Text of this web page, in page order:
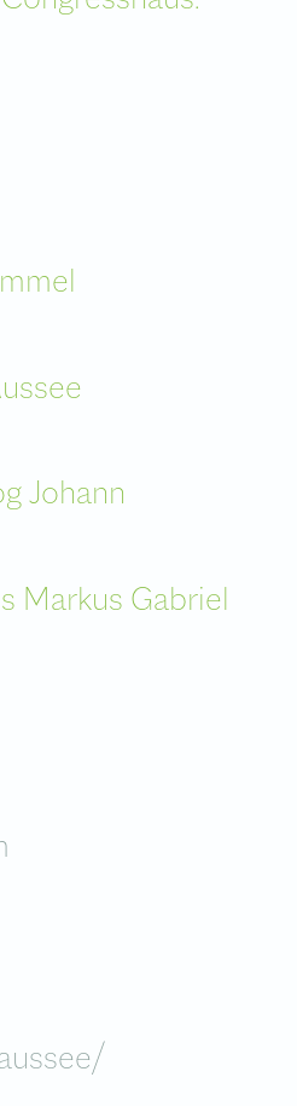
Johann
Markus Gabriel